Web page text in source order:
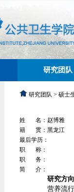
研究团队
研究团队 > 硕士
姓 名：赵博雅
籍 贯：黑龙江
最后学历：
职 称：
职 务：
简 介：
研究方
营养流